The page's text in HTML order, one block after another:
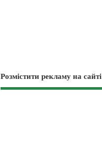
Розмістити рекламу на сайті